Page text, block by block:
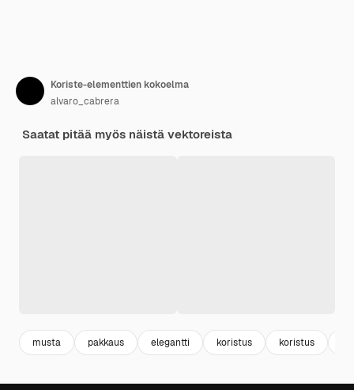
Koriste-elementtien kokoelma
alvaro_cabrera
Saatat pitää myös näistä vektoreista
musta pakkaus elegantti koristus koristus